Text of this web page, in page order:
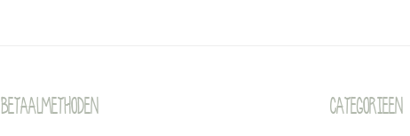
Betaalmethoden Categorieen